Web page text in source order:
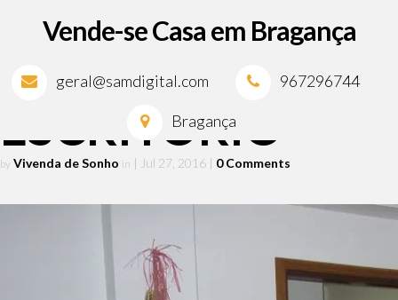
Vende-se Casa em Bragança
geral@samdigital.com 967296744
Bragança
ESCRITÓRIO
by Vivenda de Sonho in | Jul 27, 2016 | 0 Comments